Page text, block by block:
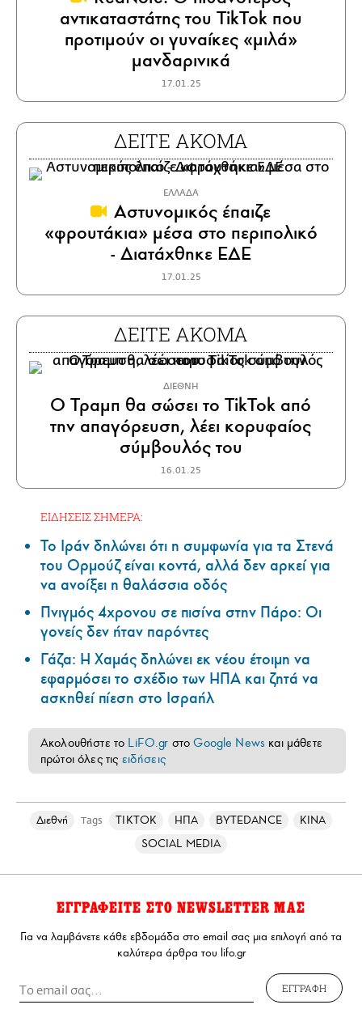
αντικαταστάτης του TikTok που
προτιμούν οι γυναίκες «μιλά»
μανδαρινικά
17.01.25
ΔΕΙΤΕ ΑΚΟΜΑ
ΕΛΛΑΔΑ
Αστυνομικός έπαιζε
«φρουτάκια» μέσα στο περιπολικό
- Διατάχθηκε ΕΔΕ
17.01.25
ΔΕΙΤΕ ΑΚΟΜΑ
ΔΙΕΘΝΗ
Ο Τραμπ θα σώσει το TikTok από
την απαγόρευση, λέει κορυφαίος
σύμβουλός του
16.01.25
ΕΙΔΗΣΕΙΣ ΣΗΜΕΡΑ:
Το Ιράν δηλώνει ότι η συμφωνία για τα Στενά
του Ορμούζ είναι κοντά, αλλά δεν αρκεί για
να ανοίξει η θαλάσσια οδός
Πνιγμός 4χρονου σε πισίνα στην Πάρο: Οι
γονείς δεν ήταν παρόντες
Γάζα: Η Χαμάς δηλώνει εκ νέου έτοιμη να
εφαρμόσει το σχέδιο των ΗΠΑ και ζητά να
ασκηθεί πίεση στο Ισραήλ
Ακολουθήστε το LiFO.gr στοGoogle News και μάθετε
πρώτοι όλες τις ειδήσεις
Διεθνή Tags TIKTOK ΗΠΑ BYTEDANCE
ΚΙΝΑ
SOCIAL MEDIA
ΕΓΓΡΑΦΕΙΤΕ ΣΤΟ NEWSLETTER ΜΑΣ
Για να λαμβάνετε κάθε εβδομάδα στο email σας μια επιλογή από τα
καλύτερα άρθρα του lifo.gr
ΕΓΓΡΑΦΗ